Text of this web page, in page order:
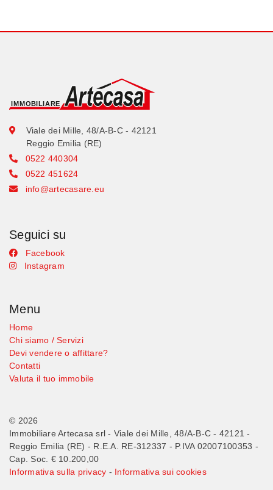
Viale dei Mille, 48/A-B-C - 42121
Reggio Emilia (RE)
0522 440304
0522 451624
info@artecasare.eu
Seguici su
Facebook
Instagram
Menu
Home
Chi siamo / Servizi
Devi vendere o affittare?
Contatti
Valuta il tuo immobile
© 2026
Immobiliare Artecasa srl - Viale dei Mille, 48/A-B-C - 42121 -
Reggio Emilia (RE) - R.E.A. RE-312337 - P.IVA 02007100353 -
Cap. Soc. € 10.200,00
Informativa sulla privacy - Informativa sui cookies